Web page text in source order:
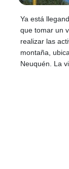
Ya está
que tomar un
realizar las
montaña,
Neuquén. La